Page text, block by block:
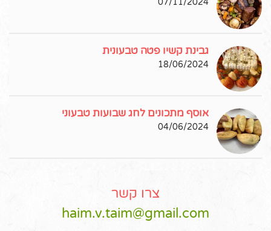
גבינת קשיו פטה טבעונית
18/06/2024
אוסף מתכונים לחג שבועות טבעוני
04/06/2024
צרו קשר
haim.v.taim@gmail.com